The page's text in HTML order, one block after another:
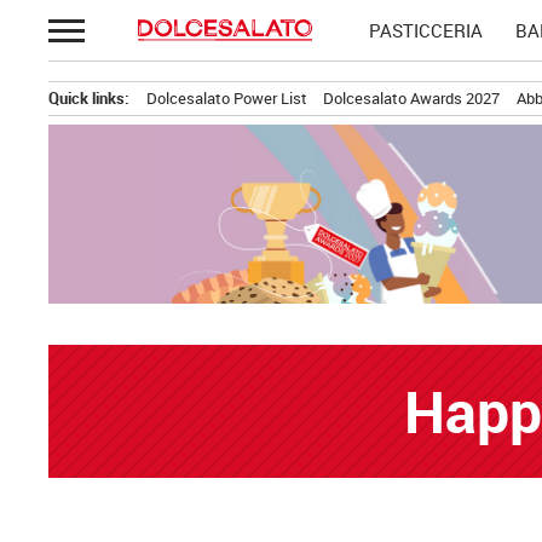
Passa
al
PASTICCERIA
Quick links: Dolcesalato Power List Dolcesalato Awards 2027